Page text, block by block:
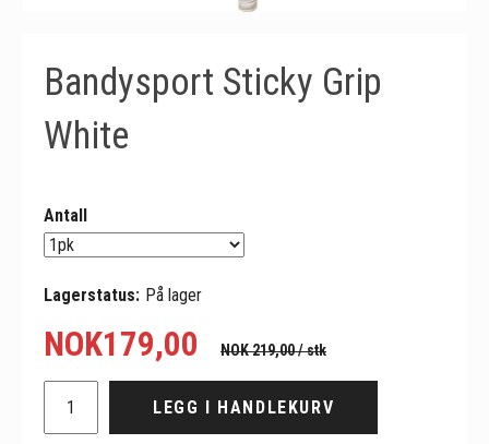
Bandysport Sticky Grip
White
Antall
Lagerstatus: På lager
NOK179,00 NOK 219,00/ stk
LEGG I HANDLEKURV